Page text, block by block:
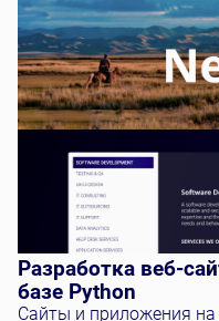
Разработка веб-
базе Python
Сайты и приложения на